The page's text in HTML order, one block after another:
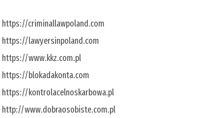
https://criminallawpoland.com
https://lawyersinpoland.com
https://www.kkz.com.pl
https://blokadakonta.com
https://kontrolacelnoskarbowa.pl
http://www.dobraosobiste.com.pl